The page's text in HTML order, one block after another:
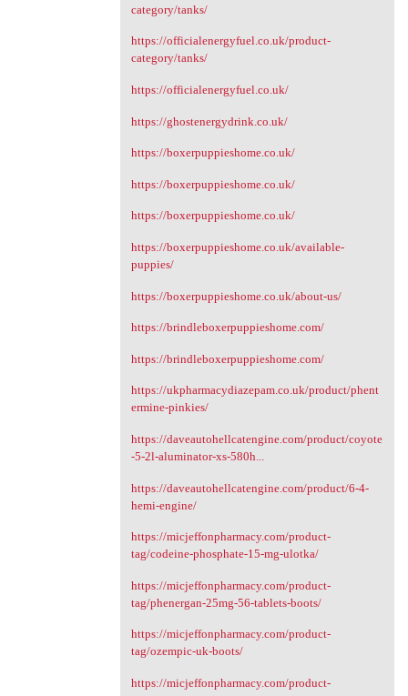
category/tanks/
https://officialenergyfuel.co.uk/product-
category/tanks/
https://officialenergyfuel.co.uk/
https://ghostenergydrink.co.uk/
https://boxerpuppieshome.co.uk/
https://boxerpuppieshome.co.uk/
https://boxerpuppieshome.co.uk/
https://boxerpuppieshome.co.uk/available-
puppies/
https://boxerpuppieshome.co.uk/about-us/
https://brindleboxerpuppieshome.com/
https://brindleboxerpuppieshome.com/
https://ukpharmacydiazepam.co.uk/product/phent
ermine-pinkies/
https://daveautohellcatengine.com/product/coyote
-5-2l-aluminator-xs-580h...
https://daveautohellcatengine.com/product/6-4-
hemi-engine/
https://micjeffonpharmacy.com/product-
tag/codeine-phosphate-15-mg-ulotka/
https://micjeffonpharmacy.com/product-
tag/phenergan-25mg-56-tablets-boots/
https://micjeffonpharmacy.com/product-
tag/ozempic-uk-boots/
https://micjeffonpharmacy.com/product-